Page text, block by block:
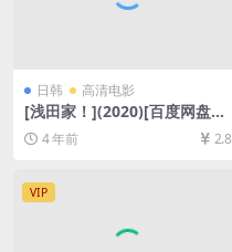
日韩 高清电影
[浅田家！](2020)[百度网盘
+迅雷云盘资源1080P超清未
删减][MP4/8.2GB][日语中字]
4 年前 2.8
VIP